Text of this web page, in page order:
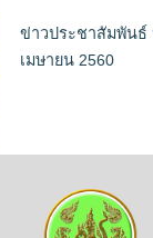
ข่าวประชาสัมพันธ์
เมษายน 2560